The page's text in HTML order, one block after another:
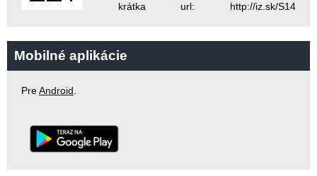
krátka url: http://iz.sk/S14
Mobilné aplikácie
PreAndroid.